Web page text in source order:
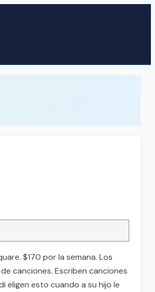
$170 por la semana. Los
canciones. Escriben canciones
eligen esto cuando a su hijo le